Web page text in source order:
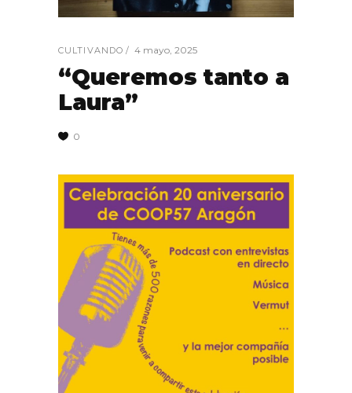
CULTIVANDO 4 mayo, 2025
“Queremos tanto a
Laura”
0